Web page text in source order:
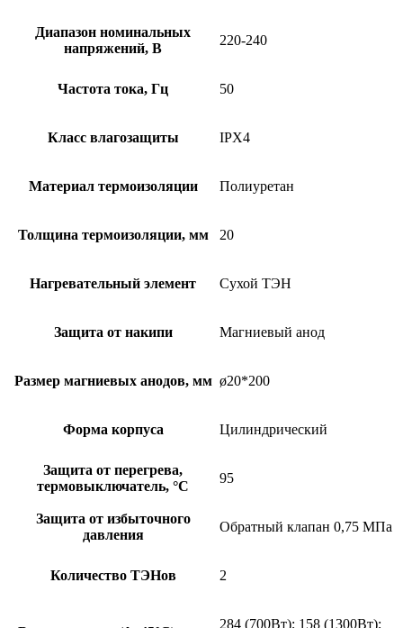
Диапазон номинальных
напряжений, В
220-240
Частота тока, Гц 50
Класс влагозащиты IPX4
Материал термоизоляции Полиуретан
Толщина термоизоляции, мм 20
Нагревательный элемент Сухой ТЭН
Защита от накипи Магниевый анод
Размер магниевых анодов, мм ø20*200
Форма корпуса Цилиндрический
Защита от перегрева,
термовыключатель, °C
95
Защита от избыточного
давления
Обратный клапан 0,75 МПа
Количество ТЭНов 2
284 (700Вт); 158 (1300Вт);